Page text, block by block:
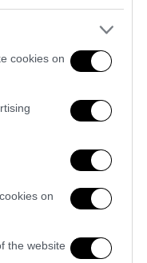
cookies on
on
the website
di una futura espansione
interpretazione dei
essere disastrose.
del Consiglio
la proposta,
genere è più in alto
Il consigliere
Senden è
una piccola misura che